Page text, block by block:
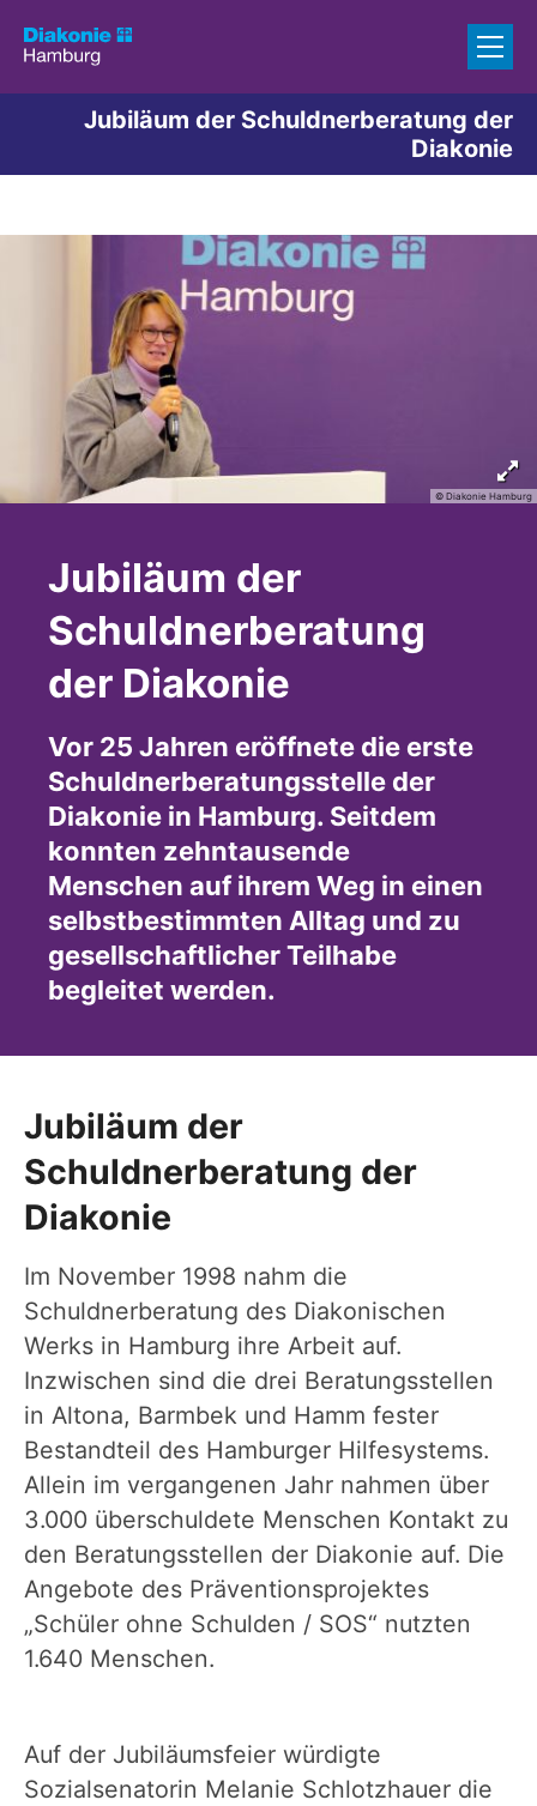
Jubiläum der Schuldnerberatung der
Diakonie
© Diakonie Hamburg
Jubiläum der
Schuldnerberatung
der Diakonie
Vor 25 Jahren eröffnete die erste
Schuldnerberatungsstelle der
Diakonie in Hamburg. Seitdem
konnten zehntausende
Menschen auf ihrem Weg in einen
selbstbestimmten Alltag und zu
gesellschaftlicher Teilhabe
begleitet werden.
Jubiläum der
Schuldnerberatung der
Diakonie
Im November 1998 nahm die
Schuldnerberatung des Diakonischen
Werks in Hamburg ihre Arbeit auf.
Inzwischen sind die drei Beratungsstellen
in Altona, Barmbek und Hamm fester
Bestandteil des Hamburger Hilfesystems.
Allein im vergangenen Jahr nahmen über
3.000 überschuldete Menschen Kontakt zu
den Beratungsstellen der Diakonie auf. Die
Angebote des Präventionsprojektes
„Schüler ohne Schulden / SOS“ nutzten
1.640 Menschen.
Auf der Jubiläumsfeier würdigte
Sozialsenatorin Melanie Schlotzhauer die